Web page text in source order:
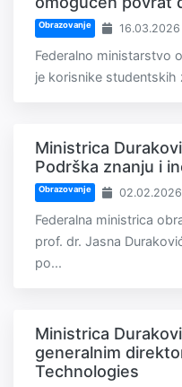
Obrazovanje 16.03.2026
Federalno ministarstvo
je korisnike studentskih
Ministrica
Podrška znanju i
Obrazovanje 02.02.2026
Federalna ministrica
prof. dr. Jasna
po...
Ministrica
generalnim
Technologies